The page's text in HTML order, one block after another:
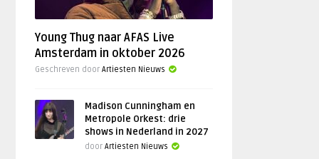
Young Thug naar AFAS Live
Amsterdam in oktober 2026
Geschreven doorArtiesten Nieuws
Madison Cunningham en
Metropole Orkest: drie
shows in Nederland in 2027
doorArtiesten Nieuws